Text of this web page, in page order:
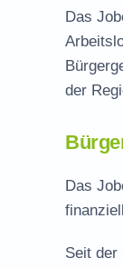
Das
der
Das
Seit der